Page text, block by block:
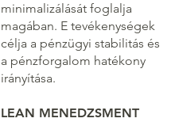
minimalizálását foglalja
magában. E tevékenységek
célja a pénzügyi stabilitás és
a pénzforgalom hatékony
irányítása.
LEAN MENEDZSMENT